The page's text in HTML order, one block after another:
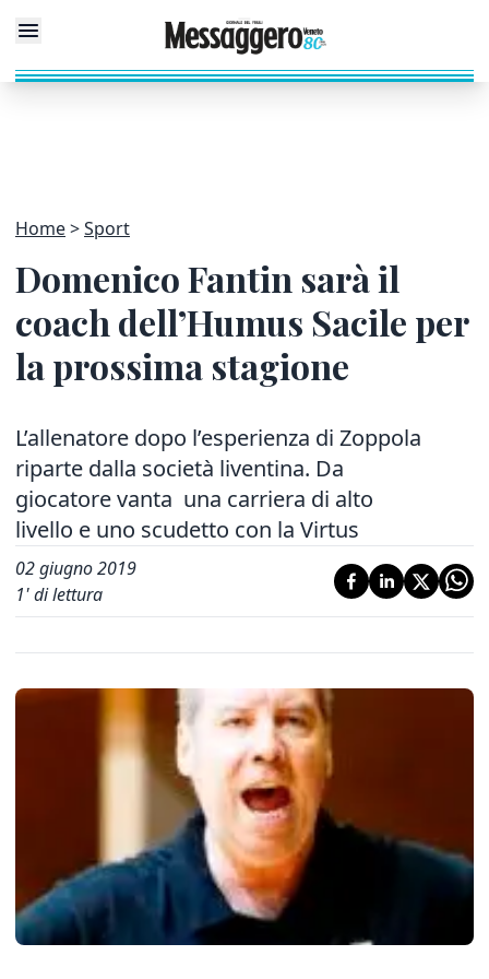
Home Sport
Domenico Fantin sarà il
coach dell’Humus Sacile per
la prossima stagione
L’allenatore dopo l’esperienza di Zoppola
riparte dalla società liventina. Da
giocatore vanta una carriera di alto
livello e uno scudetto con la Virtus
02 giugno 2019
1' di lettura